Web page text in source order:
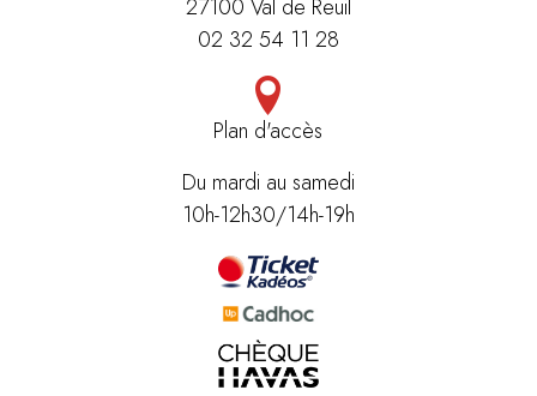
27100 Val de Reuil
02 32 54 11 28
Plan d'accès
Du mardi au samedi
10h-12h30/14h-19h